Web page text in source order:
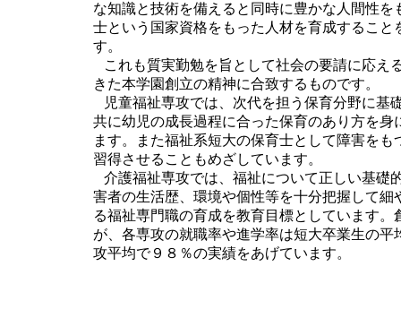
な知識と技術を備えると同時に豊かな人間性を
士という国家資格をもった人材を育成すること
す。
これも質実勤勉を旨として社会の要請に応え
きた本学園創立の精神に合致するものです。
児童福祉専攻では、次代を担う保育分野に基
共に幼児の成長過程に合った保育のあり方を身
ます。また福祉系短大の保育士として障害をも
習得させることもめざしています。
介護福祉専攻では、福祉について正しい基礎
害者の生活歴、環境や個性等を十分把握して細
る福祉専門職の育成を教育目標としています。
が、各専攻の就職率や進学率は短大卒業生の平
攻平均で９８％の実績をあげています。